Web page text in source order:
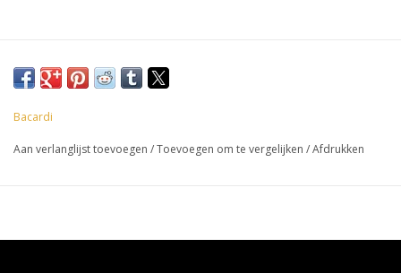
Bacardi
Aan verlanglijst toevoegen /Toevoegen om te vergelijken /Afdrukken